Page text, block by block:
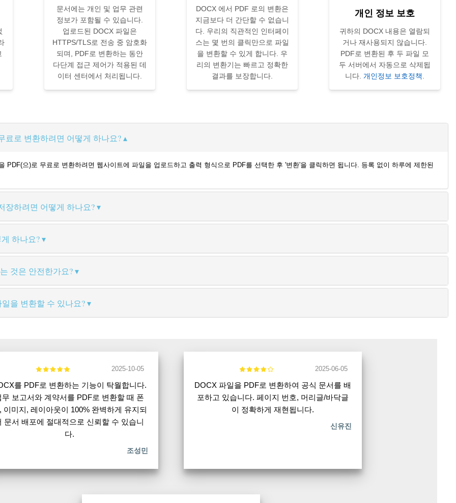
문서에는 개인 및 업무 관련
정보가 포함될 수 있습니다.
업로드된 DOCX 파일은
HTTPS/TLS로 전송 중 암호화
되며, PDF로 변환하는 동안
다단계 접근 제어가 적용된 데
이터 센터에서 처리됩니다.
DOCX 에서 PDF 로의 변환은
지금보다 더 간단할 수 없습니
다. 우리의 직관적인 인터페이
스는 몇 번의 클릭만으로 파일
을 변환할 수 있게 합니다. 우
리의 변환기는 빠르고 정확한
결과를 보장합니다.
개인 정보 보호
귀하의 DOCX 내용은 열람되
거나 재사용되지 않습니다.
PDF로 변환된 후 두 파일 모
두 서버에서 자동으로 삭제됩
니다. 개인정보 보호정책
료로 변환하려면 어떻게 하나요?
PDF(으)로 무료로 변환하려면 웹사이트에 파일을 업로드하고 출력 형식으로 PDF를 선택한 후 '변환'을 클릭하면 됩니다. 등록 없이 하루에 제한된
장하려면 어떻게 하나요?
하나요?
것은 안전한가요?
을 변환할 수 있나요?
2025-10-05
를 PDF로 변환하는 기능이 탁월합니다.
무 보고서와 계약서를 PDF로 변환할 때 폰
이미지, 레이아웃이 100% 완벽하게 유지되
문서 배포에 절대적으로 신뢰할 수 있습니
다.
조성민
2025-06-05
DOCX 파일을 PDF로 변환하여 공식 문서를 배
포하고 있습니다. 페이지 번호, 머리글/바닥글
이 정확하게 재현됩니다.
신유진